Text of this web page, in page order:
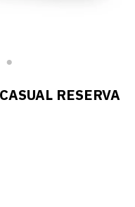
RESERVA